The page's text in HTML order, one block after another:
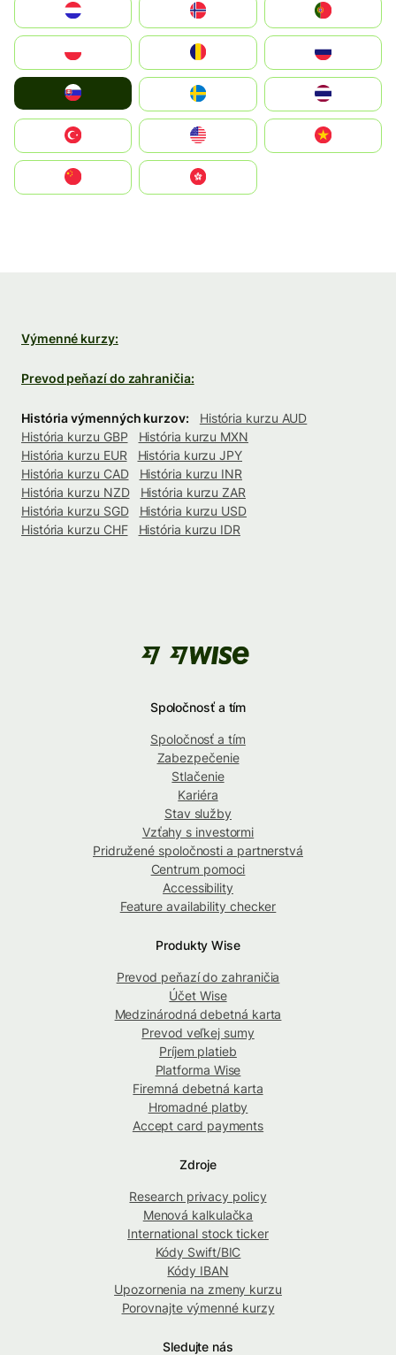
United States
中國香港特別行政區
Výmenné kurzy:
Prevod peňazí do zahraničia:
História výmenných kurzov:
História kurzu AUD
História kurzu GBP
História kurzu MXN
História kurzu EUR
História kurzu JPY
História kurzu CAD
História kurzu INR
História kurzu NZD
História kurzu ZAR
História kurzu SGD
História kurzu USD
História kurzu CHF
História kurzu IDR
Spoločnosť a tím
Spoločnosť a tím
Zabezpečenie
Stlačenie
Kariéra
Stav služby
Vzťahy s investormi
Pridružené spoločnosti a partnerstvá
Centrum pomoci
Accessibility
Feature availability checker
Produkty Wise
Prevod peňazí do zahraničia
Účet Wise
Medzinárodná debetná karta
Prevod veľkej sumy
Príjem platieb
Platforma Wise
Firemná debetná karta
Hromadné platby
Accept card payments
Zdroje
Research privacy policy
Menová kalkulačka
International stock ticker
Kódy Swift/BIC
Kódy IBAN
Upozornenia na zmeny kurzu
Porovnajte výmenné kurzy
Sledujte nás